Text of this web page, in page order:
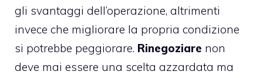
gli svantaggi dell’operazione, altrimenti
invece che migliorare la propria condizione
si potrebbe peggiorare. Rinegoziare non
deve mai essere una scelta azzardata ma